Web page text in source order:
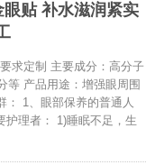
贴 补水滋润紧实
求定制 主要成分：高分子
等 产品用途：增强眼周围
1、眼部保养的普通人
护理者： 1)睡眠不足，生